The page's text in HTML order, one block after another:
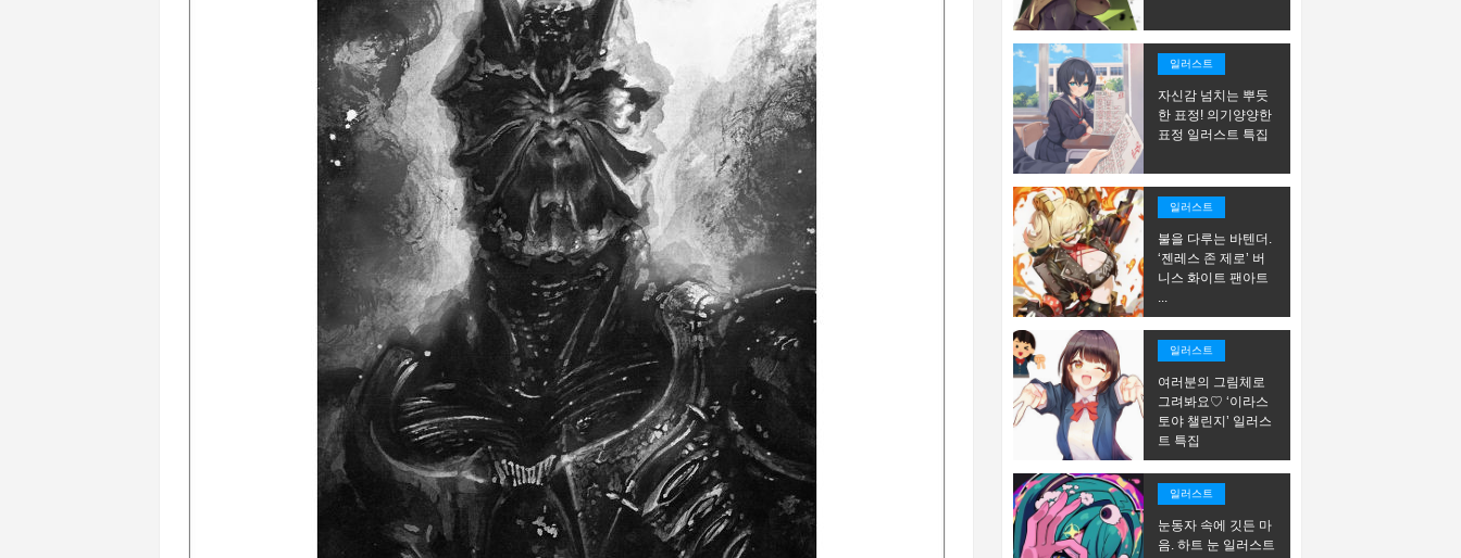
일러스트
자신감 넘치는 뿌듯
한 표정! 의기양양한
표정 일러스트 특집
일러스트
불을 다루는 바텐더.
‘젠레스 존 제로’ 버
니스 화이트 팬아트
...
일러스트
여러분의 그림체로
그려봐요♡ ‘이라스
토야 챌린지’ 일러스
트 특집
일러스트
눈동자 속에 깃든 마
음. 하트 눈 일러스트